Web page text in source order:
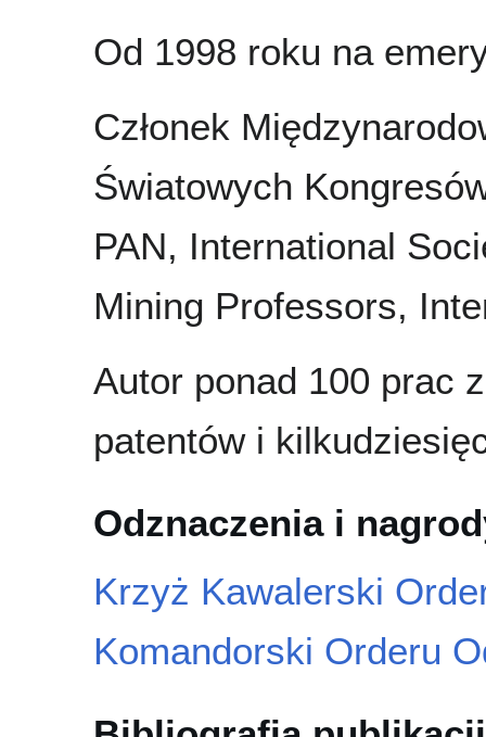
Od 1998 roku na
Członek
Światowych
PAN, International
Mining Professors,
Autor ponad 100 prac
patentów i
Odznaczenia i
Krzyż Kawalerski
Komandorski Orderu